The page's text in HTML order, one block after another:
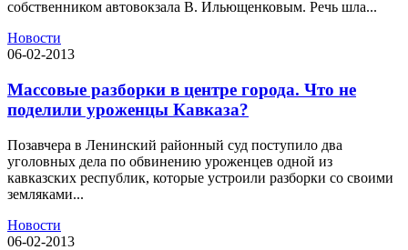
собственником автовокзала В. Ильющенковым. Речь шла...
Новости
06-02-2013
Массовые разборки в центре города. Что не
поделили уроженцы Кавказа?
Позавчера в Ленинский районный суд поступило два
уголовных дела по обвинению уроженцев одной из
кавказских республик, которые устроили разборки со своими
земляками...
Новости
06-02-2013